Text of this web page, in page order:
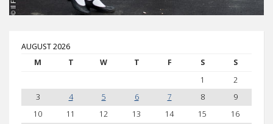
AUGUST 2026
M
T W T F S S
1
2
3
4 5 6 7 8
9
10
11 12 13 14 15
16